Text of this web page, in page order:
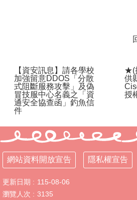
度
學
生
總
管
制
辦
法
115
年
【資安訊息】請各學校
加強留意DDOS「分散
式阻斷服務攻擊」及偽
冒技服中心名義之「資
通安全協查函」釣魚信
件
★(
供
授
網站資料開放宣告 隱私權宣告
更新日期
115-08-06
瀏覽人次
3135